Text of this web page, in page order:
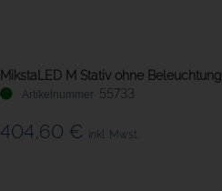
MikstaLED M Stativ ohne Beleuchtung
55733
404,60 € inkl. Mwst.